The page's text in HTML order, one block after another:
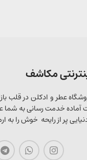
مکاشف
عطر و ادکلن در قلب
آماده خدمت رسانی به شما
پر از رایحه خوش را به